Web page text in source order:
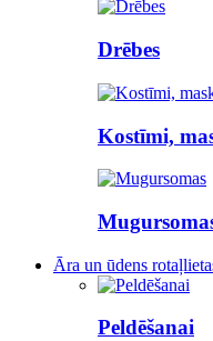
Drēbes
Kostīmi,
Āra un ūdens
Peldēšanai